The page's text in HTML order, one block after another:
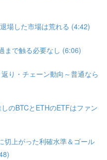
場した市場は荒れる (4:42)
まで触る必要なし (6:06)
り・チェーン動向～普通なら
のBTCとETHのETFはファン
切上がった利確水準＆ゴール